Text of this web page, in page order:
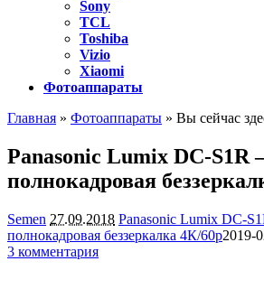
Sony
TCL
Toshiba
Vizio
Xiaomi
Фотоаппараты
Главная » Фотоаппараты » Вы сейчас
Panasonic Lumix DC-S1R
полнокадровая
Semen 27.09.2018 Panasonic Lumix DC-
полнокадровая беззеркалка 4К/60р2019-
3 комментария